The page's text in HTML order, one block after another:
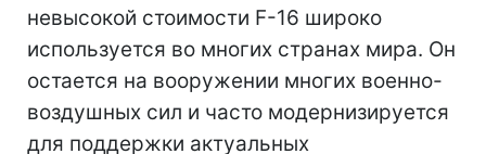
невысокой стоимости F-16 широко
используется во многих странах мира. Он
остается на вооружении многих военно-
воздушных сил и часто модернизируется
для поддержки актуальных